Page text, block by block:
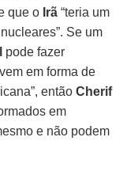
que o Irã “teria um
Se um
pode fazer
em forma de
entãoCherif
em
e não podem